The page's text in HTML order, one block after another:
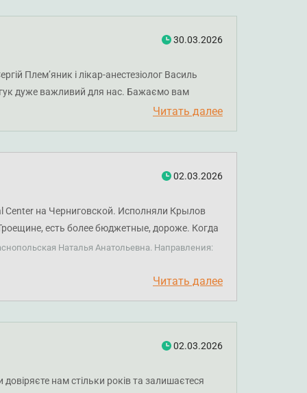
30.03.2026
Племʼяник і лікар-анестезіолог Василь
дуже важливий для нас. Бажаємо вам
Читать далее
02.03.2026
Center на Черниговской. Исполняли Крылов
есть более бюджетные, дороже. Когда
Оболони тоже был, есть еще филиал на
по наркозу. Здесь все было супер,
там перечень больше. Пока отмечаю
Наталья Анатольевна. Направления:
Читать далее
02.03.2026
нам стільки років та залишаєтеся